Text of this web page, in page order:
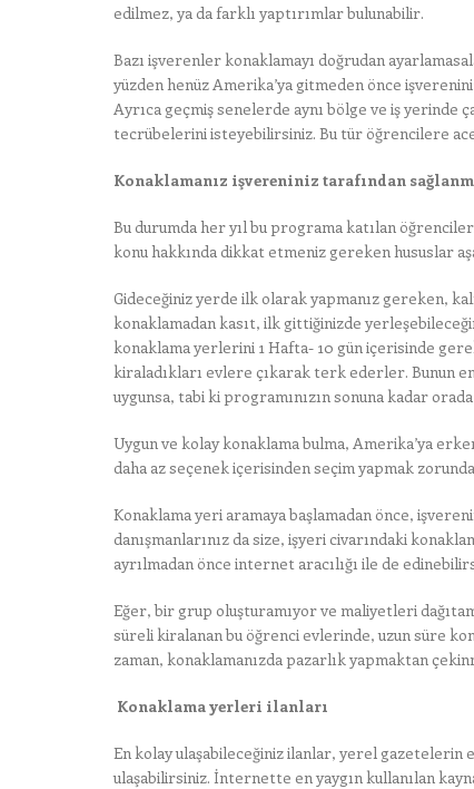
edilmez, ya da farklı yaptırımlar bulunabilir.
Bazı işverenler konaklamayı doğrudan
yüzden henüz Amerika’ya gitmeden önce
Ayrıca geçmiş senelerde aynı bölge ve iş yerinde
tecrübelerini isteyebilirsiniz. Bu tür öğrencilere
Konaklamanız işvereniniz tarafından
Bu durumda her yıl bu programa katılan
konu hakkında dikkat etmeniz gereken hususlar
Gideceğiniz yerde ilk olarak yapmanız gereken,
konaklamadan kasıt, ilk gittiğinizde
konaklama yerlerini 1 Hafta- 10 gün içerisinde
kiraladıkları evlere çıkarak terk ederler. Bunun
uygunsa, tabi ki programınızın sonuna kadar
Uygun ve kolay konaklama bulma, Amerika’ya
daha az seçenek içerisinden seçim yapmak
Konaklama yeri aramaya başlamadan önce,
danışmanlarınız da size, işyeri civarındaki
ayrılmadan önce internet aracılığı ile de
Eğer, bir grup oluşturamıyor ve maliyetleri
süreli kiralanan bu öğrenci evlerinde, uzun süre
zaman, konaklamanızda pazarlık yapmaktan
Konaklama yerleri ilanları
En kolay ulaşabileceğiniz ilanlar, yerel gazetelerin
ulaşabilirsiniz. İnternette en yaygın kullanılan